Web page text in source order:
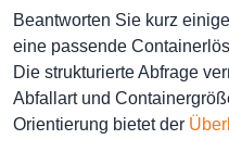
Beantworten Sie kurz
eine passende
Die strukturierte Abfrage
Abfallart und
Orientierung bietet der